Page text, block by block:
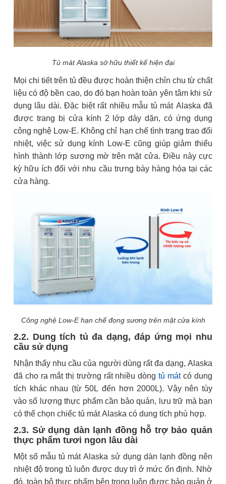
Tủ mát Alaska sở hữu thiết kế hiện đại
Mọi chi tiết trên tủ đều được hoàn thiện chỉn chu từ chất
liệu có độ bền cao, do đó bạn hoàn toàn yên tâm khi sử
dụng lâu dài. Đặc biệt rất nhiều mẫu tủ mát Alaska đã
được trang bị cửa kính 2 lớp dày dặn, có ứng dụng
công nghệ Low-E. Không chỉ hạn chế tình trạng trao đổi
nhiệt, việc sử dụng kính Low-E cũng giúp giảm thiểu
hình thành lớp sương mờ trên mặt cửa. Điều này cực
kỳ hữu ích đối với nhu cầu trưng bày hàng hóa tại các
cửa hàng.
Công nghệ Low-E hạn chế đọng sương trên mặt cửa kính
2.2. Dung tích tủ đa dạng, đáp ứng mọi nhu
cầu sử dụng
Nhận thấy nhu cầu của người dùng rất đa dạng, Alaska
đã cho ra mắt thị trường rất nhiều dòng tủ mátcó dung
tích khác nhau (từ 50L đến hơn 2000L). Vậy nên tùy
vào số lượng thực phẩm cần bảo quản, lưu trữ mà bạn
có thể chọn chiếc tủ mát Alaska có dung tích phù hợp.
2.3. Sử dụng dàn lạnh đồng hỗ trợ bảo quản
thực phẩm tươi ngon lâu dài
Một số mẫu tủ mát Alaska sử dụng dàn lạnh đồng nên
nhiệt độ trong tủ luôn được duy trì ở mức ổn định. Nhờ
đó, toàn bộ thực phẩm bên trong luôn được bảo quản ở